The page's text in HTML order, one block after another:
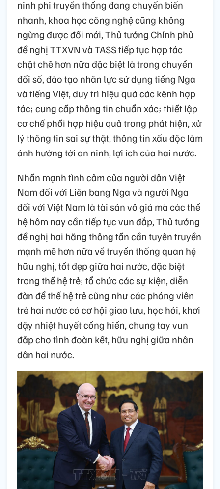
thành đầu cầu liên lạc, kết nối thông tin với
các phân xã TTXVN ở châu Âu; tổ chức đào
tạo cho nhiều kỹ thuật viên của TTXVN sang
học tập tại nước bạn.
Cho biết, tình hình mỗi nước đang có những
bước phát triển đột phá, an ninh chính trị, an
ninh phi truyền thống đang chuyển biến
nhanh, khoa học công nghệ cũng không
ngừng được đổi mới, Thủ tướng Chính phủ
đề nghị TTXVN và TASS tiếp tục hợp tác
đổi số, đào tạo nhân lực sử dụng tiếng Nga
và tiếng Việt, duy trì hiệu quả các kênh hợp
tác; cung cấp thông tin chuẩn xác; thiết lập
cơ chế phối hợp hiệu quả trong phát hiện, xử
lý thông tin sai sự thật, thông tin xấu độc làm
ảnh hưởng tới an ninh, lợi ích của hai nước.
Nhấn mạnh tình cảm của người dân Việt
Nam đối với Liên bang Nga và người Nga
đối với Việt Nam là tài sản vô giá mà các thế
hệ hôm nay cần tiếp tục vun đắp, Thủ tướng
đề nghị hai hãng thông tấn cần tuyên truyền
mạnh mẽ hơn nữa về truyền thống quan hệ
trong thế hệ trẻ; tổ chức các sự kiện, diễn
đàn để thế hệ trẻ cũng như các phóng viên
trẻ hai nước có cơ hội giao lưu, học hỏi, khơi
dậy nhiệt huyết cống hiến, chung tay vun
đắp cho tình đoàn kết, hữu nghị giữa nhân
dân hai nước.